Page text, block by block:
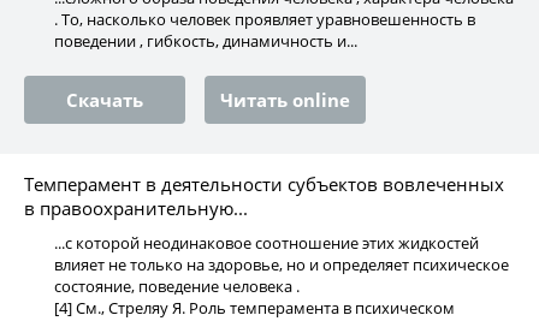
. То, насколько человек проявляет уравновешенность в
поведении , гибкость, динамичность и...
Скачать Читать online
Темперамент в деятельности субъектов вовлеченных
в правоохранительную...
...с которой неодинаковое соотношение этих жидкостей
влияет не только на здоровье, но и определяет психическое
состояние, поведение человека .
[4] См., Стреляу Я. Роль темперамента в психическом